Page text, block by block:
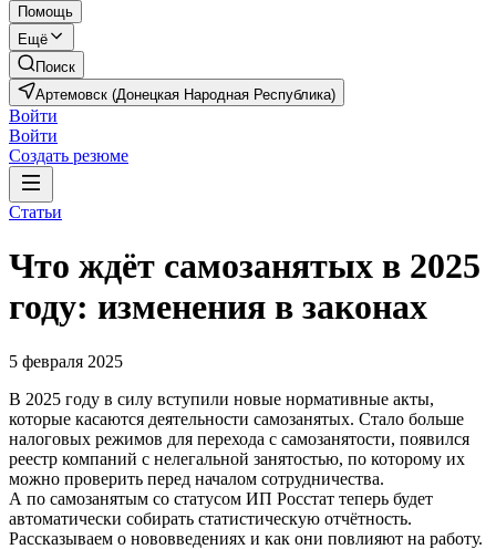
Помощь
Ещё
Поиск
Артемовск (Донецкая Народная Республика)
Войти
Войти
Создать резюме
Статьи
Что ждёт самозанятых в 2025
году: изменения в законах
5 февраля 2025
В 2025 году в силу вступили новые нормативные акты,
которые касаются деятельности самозанятых. Стало больше
налоговых режимов для перехода с самозанятости, появился
реестр компаний с нелегальной занятостью, по которому их
можно проверить перед началом сотрудничества.
А по самозанятым со статусом ИП Росстат теперь будет
автоматически собирать статистическую отчётность.
Рассказываем о нововведениях и как они повлияют на работу.